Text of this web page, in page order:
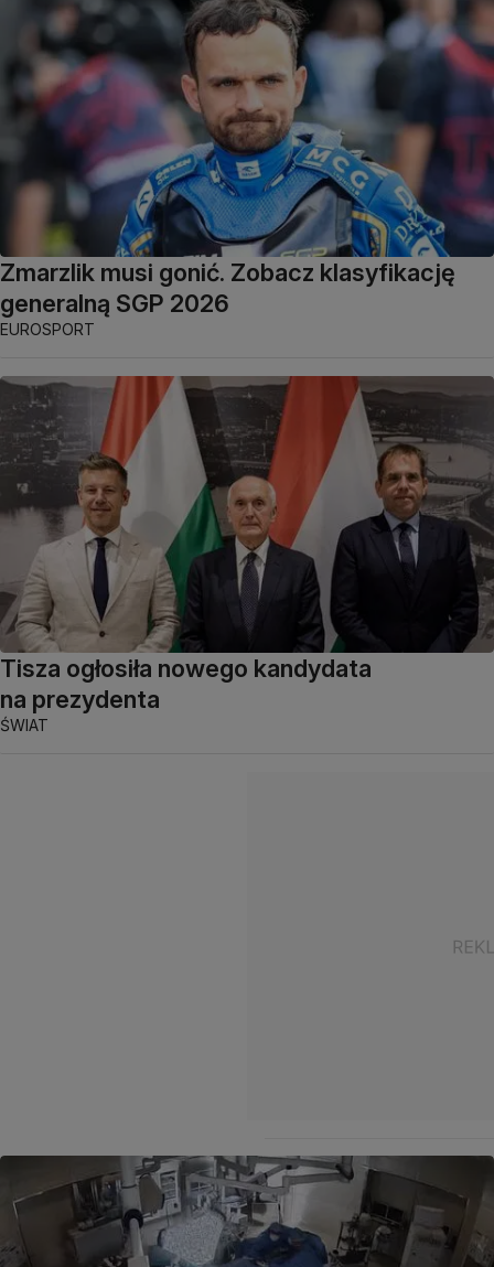
Zmarzlik musi gonić. Zobacz klasyfikację
generalną SGP 2026
EUROSPORT
Tisza ogłosiła nowego kandydata
na prezydenta
ŚWIAT